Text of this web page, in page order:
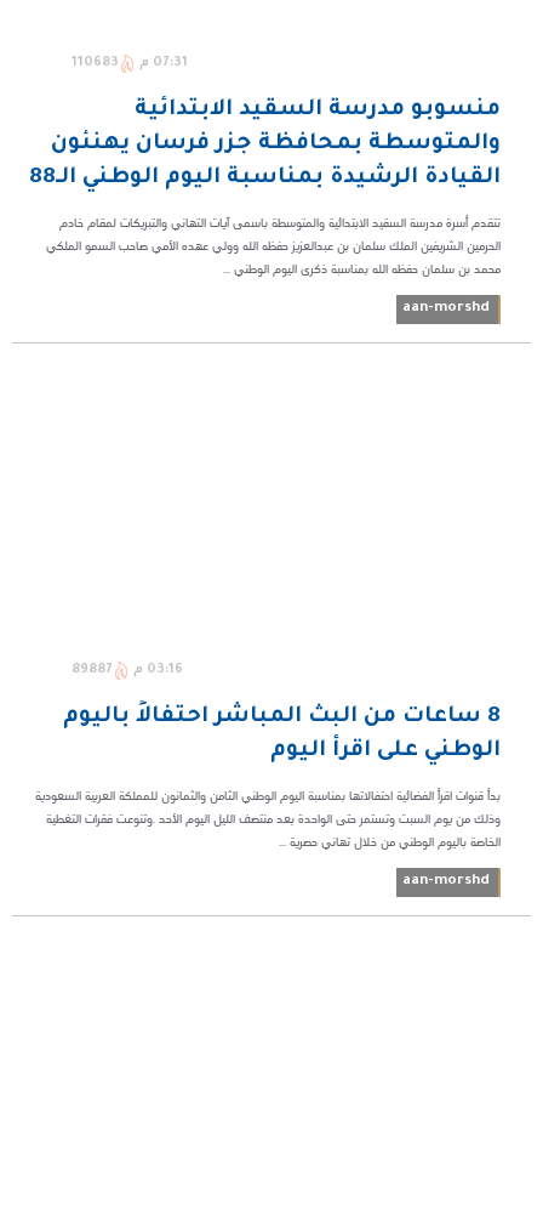
07:31 م 110683
منسوبو مدرسة السقيد الابتدائية
والمتوسطة بمحافظة جزر فرسان يهنئون
القيادة الرشيدة بمناسبة اليوم الوطني الـ88
تتقدم أسرة مدرسة السقيد الابتدائية والمتوسطة باسمى آيات التهاني والتبريكات لمقام خادم
الحرمين الشريفين الملك سلمان بن عبدالعزيز حفظه الله وولي عهده الأمي صاحب السمو الملكي
محمد بن سلمان حفظه الله بمناسبة ذكرى اليوم الوطني ...
aan-morshd
03:16 م 89887
8 ساعات من البث المباشر احتفالاً باليوم
الوطني على اقرأ اليوم
بدأ قنوات اقرأ الفضائية احتفالاتها بمناسبة اليوم الوطني الثامن والثمانون للمملكة العربية السعودية
وذلك من يوم السبت وتستمر حتى الواحدة بعد منتصف الليل اليوم الأحد .وتنوعت فقرات التغطية
الخاصة باليوم الوطني من خلال تهاني حصرية ...
aan-morshd